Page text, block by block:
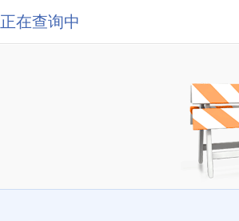
正在查询中